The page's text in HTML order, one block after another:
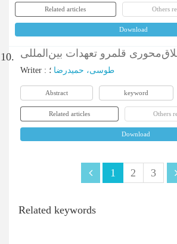
Related articles Others
Download
10.
Writer : طوسی، حمیدرضا ؛
Abstract keyword
Related articles Others
Download
1 2 3
Related keywords